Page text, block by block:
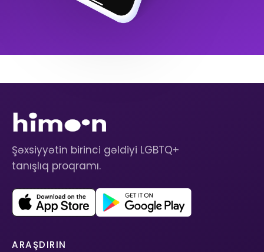
Şəxsiyyətin birinci gəldiyi LGBTQ+
tanışlıq proqramı.
ARAŞDIRIN